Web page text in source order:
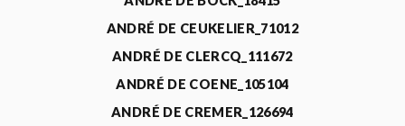
ANDRÉ DE CEUKELIER_71012
ANDRÉ DE CLERCQ_111672
ANDRÉ DE COENE_105104
ANDRÉ DE CREMER_126694